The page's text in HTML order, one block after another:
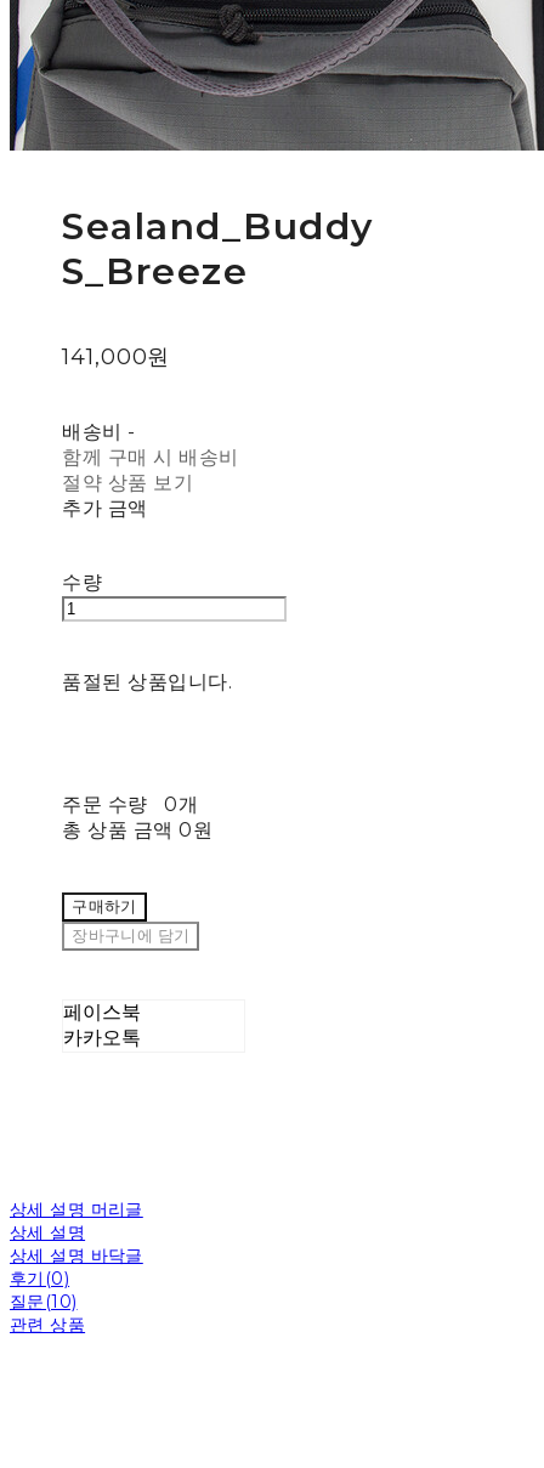
Sealand_Buddy
S_Breeze
141,000원
배송비 -
함께 구매 시 배송비
절약 상품 보기
추가 금액
수량
품절된 상품입니다.
주문 수량
0개
총 상품 금액 0원
구매하기
장바구니에 담기
페이스북
카카오톡
상세 설명 머리글
상세 설명
상세 설명 바닥글
후기(0)
질문(10)
관련 상품